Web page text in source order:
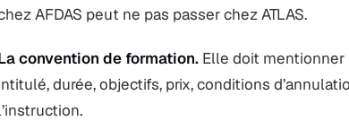
AFDAS peut ne pas passer chez ATLAS.
convention de formation. Elle doit
durée, objectifs, prix, conditions